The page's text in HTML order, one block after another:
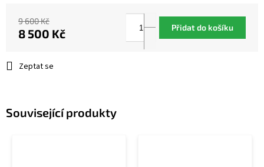
Zeptat se
9 600 Kč
8 500 Kč Přidat do košíku
Související produkty